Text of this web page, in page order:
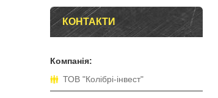
КОНТАКТИ
ТОВ "Колібрі-інвест"